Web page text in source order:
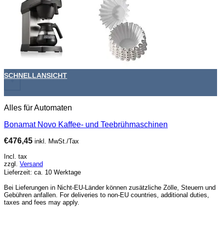
+
SCHNELLANSICHT
Alles für Automaten
Bonamat Novo Kaffee- und Teebrühmaschinen
€476,45 inkl. MwSt./Tax
Incl. tax
zzgl. Versand
Lieferzeit: ca. 10 Werktage
Bei Lieferungen in Nicht-EU-Länder können zusätzliche Zölle, Steuern und
Gebühren anfallen. For deliveries to non-EU countries, additional duties,
taxes and fees may apply.